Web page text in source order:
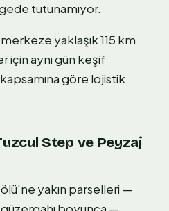
tutunamıyor.
yaklaşık 115 km
için aynı gün keşif
göre lojistik
Step ve Peyzaj
yakın parselleri —